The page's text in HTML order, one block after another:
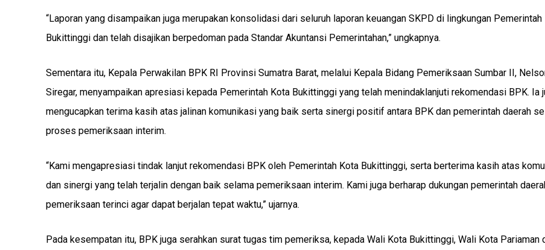
“Laporan yang disampaikan juga merupakan konsolidasi dari seluruh laporan keuangan SKPD di lingkungan Pemerintah
Bukittinggi dan telah disajikan berpedoman pada Standar Akuntansi Pemerintahan,” ungkapnya.
Sementara itu, Kepala Perwakilan BPK RI Provinsi Sumatra Barat, melalui Kepala Bidang Pemeriksaan Sumbar II,
Siregar, menyampaikan apresiasi kepada Pemerintah Kota Bukittinggi yang telah menindaklanjuti rekomendasi BPK. Ia
mengucapkan terima kasih atas jalinan komunikasi yang baik serta sinergi positif antara BPK dan pemerintah daerah
proses pemeriksaan interim.
“Kami mengapresiasi tindak lanjut rekomendasi BPK oleh Pemerintah Kota Bukittinggi, serta berterima kasih atas
dan sinergi yang telah terjalin dengan baik selama pemeriksaan interim. Kami juga berharap dukungan pemerintah
pemeriksaan terinci agar dapat berjalan tepat waktu,” ujarnya.
Pada kesempatan itu, BPK juga serahkan surat tugas tim pemeriksa, kepada Wali Kota Bukittinggi, Wali Kota Pariaman